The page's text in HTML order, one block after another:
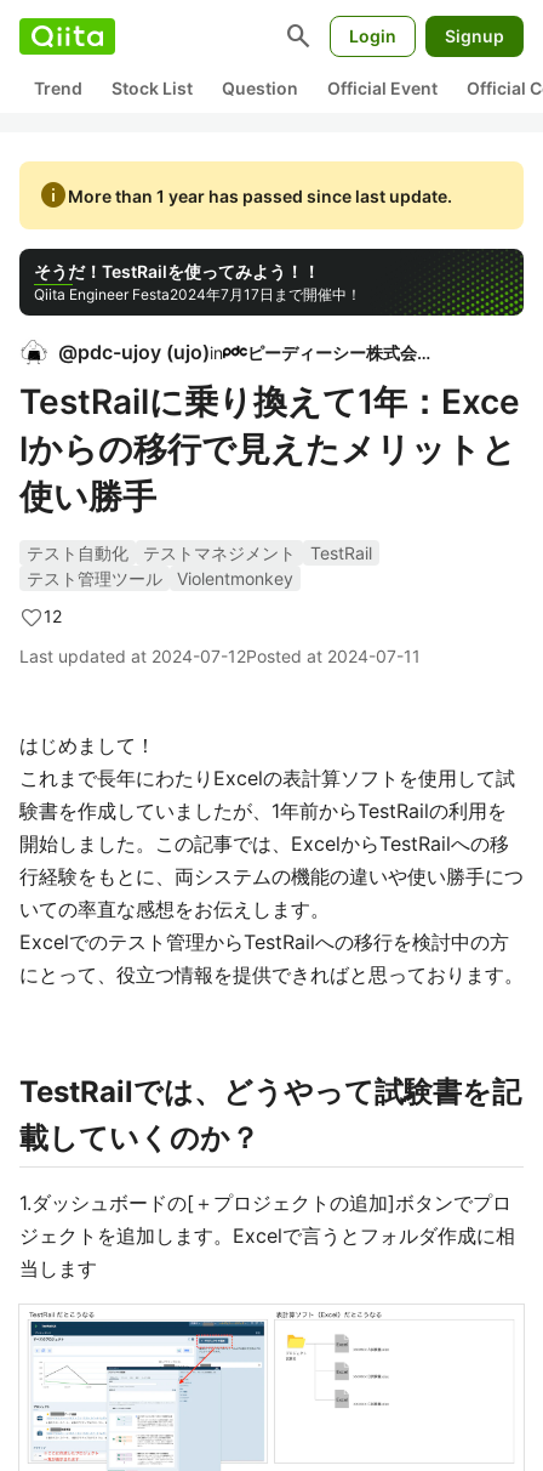
search Login Signup
Trend Stock List Question Official Event Official
infoMore than 1 year has passed since last update.
そうだ！TestRailを使ってみよう！！
Qiita Engineer Festa2024年7月17日まで開催中！
@pdc-ujoy (ujo)in ピーディーシー株式会社
TestRailに乗り換えて1年：Exce
lからの移行で見えたメリットと
使い勝手
テスト自動化 テストマネジメント
TestRail
テスト管理ツール
Violentmonkey
12
Last updated at 2024-07-12Posted at 2024-07-11
はじめまして！
これまで長年にわたりExcelの表計算ソフトを使用して試
験書を作成していましたが、1年前からTestRailの利用を
開始しました。この記事では、ExcelからTestRailへの移
行経験をもとに、両システムの機能の違いや使い勝手につ
いての率直な感想をお伝えします。
Excelでのテスト管理からTestRailへの移行を検討中の方
にとって、役立つ情報を提供できればと思っております。
TestRailでは、どうやって試験書を記
載していくのか？
1.ダッシュボードの[＋プロジェクトの追加]ボタンでプロ
ジェクトを追加します。Excelで言うとフォルダ作成に相
当します